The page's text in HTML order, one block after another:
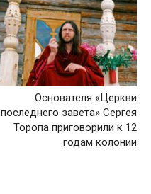
Основателя «Церкви
последнего завета» Сергея
Торопа приговорили к 12
годам колонии